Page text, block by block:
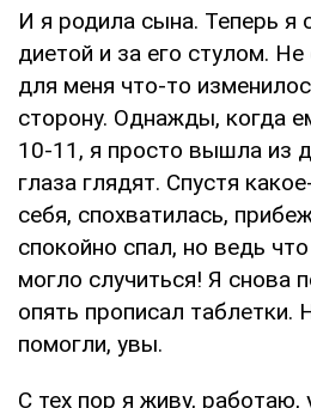
И я родила сына. Теперь я
диетой и за его стулом.
для меня что-то
сторону. Однажды, когда
10-11, я просто вышла из
глаза глядят. Спустя
себя, спохватилась,
спокойно спал, но ведь
могло случиться! Я снова
опять прописал таблетки.
помогли, увы.
С тех пор я живу, работаю,